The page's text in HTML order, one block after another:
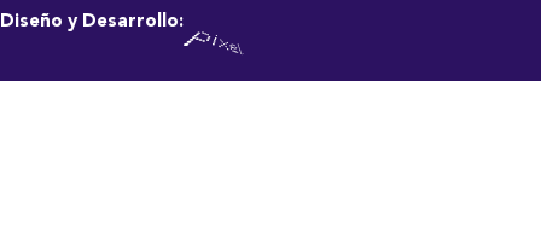
Diseño y Desarrollo: